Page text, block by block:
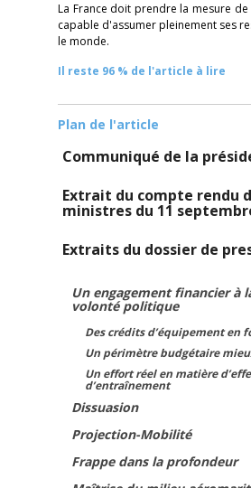
La France doit prendre la mesure
capable d'assumer pleinement ses
le monde.
Il reste 96 % de l'article à lire
Plan de l'article
Communiqué de la
Extrait du compte rendu
ministres du 11
Extraits du dossier de
Un engagement financier à
volonté politique
Des crédits d’équipement en
Un périmètre budgétaire
Un effort réel en matière
d’entraînement
Dissuasion
Projection-Mobilité
Frappe dans la profondeur